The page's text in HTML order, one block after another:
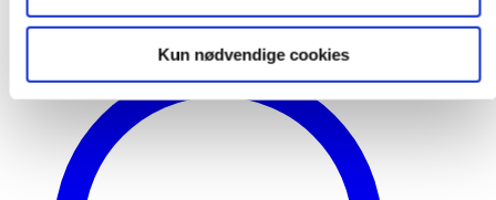
Kun nødvendige cookies